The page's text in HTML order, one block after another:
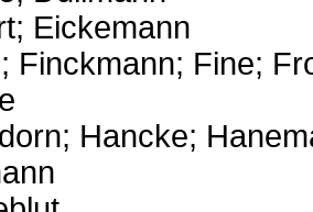
Eickemann
Finckmann; Fine;
Hancke;